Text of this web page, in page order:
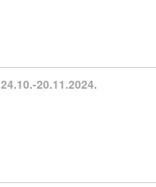
20.11.2024.